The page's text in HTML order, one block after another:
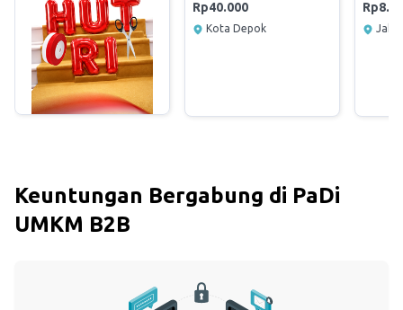
Rp40.000
Kota Depok
Keuntungan Bergabung di PaDi
UMKM B2B